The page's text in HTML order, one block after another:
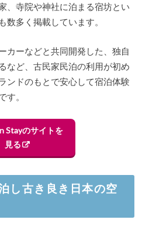
、寺院や神社に泊まる宿坊とい
数多く掲載しています。
カーなどと共同開発した、独自
など、古民家民泊の利用が初め
ンドのもとで安心して宿泊体験
す。
Stayのサイトを
見る
し古き良き日本の空